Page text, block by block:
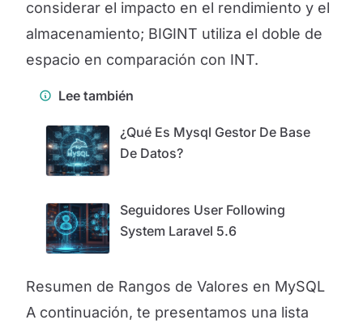
considerar el impacto en el rendimiento y el
almacenamiento; BIGINT utiliza el doble de
espacio en comparación con INT.
Lee también
¿Qué Es Mysql Gestor De Base
De Datos?
Seguidores User Following
System Laravel 5.6
Resumen de Rangos de Valores en MySQL
A continuación, te presentamos una lista